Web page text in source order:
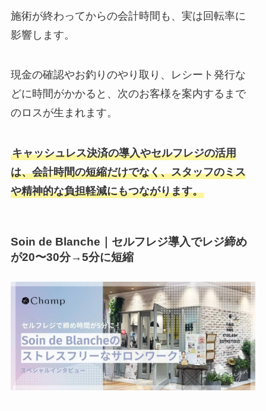
施術が終わってからの会計時間も、実は回転率に
影響します。
現金の確認やお釣りのやり取り、レシート発行な
どに時間がかかると、次のお客様を案内するまで
のロスが生まれます。
キャッシュレス決済の導入やセルフレジの活用
は、会計時間の短縮だけでなく、スタッフのミス
や精神的な負担軽減にもつながります。
Soin de Blanche｜セルフレジ導入でレジ締め
が20〜30分→5分に短縮